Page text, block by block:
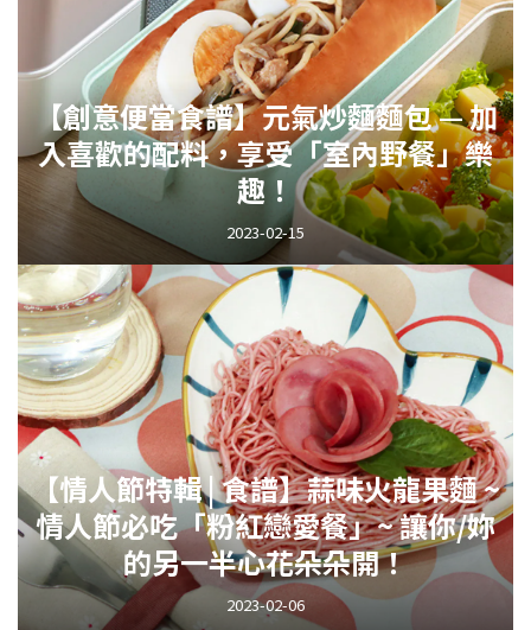
【創意便當食譜】元氣炒麵麵包 — 加
入喜歡的配料，享受「室內野餐」樂
趣！
2023-02-15
【情人節特輯 | 食譜】蒜味火龍果麵 ~
情人節必吃「粉紅戀愛餐」~ 讓你/妳
的另一半心花朵朵開！
2023-02-06